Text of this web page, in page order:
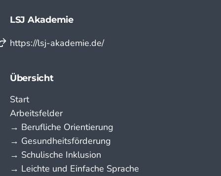
LSJ Akademie
https://lsj-akademie.de/
Übersicht
Start
Arbeitsfelder
→ Berufliche Orientierung
→ Gesundheitsförderung
→ Schulische Inklusion
→ Leichte und Einfache Sprache